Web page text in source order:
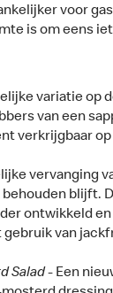
voor
is om eens
variatie op
van een
verkrijgbaar
vervanging
blijft.
ontwikkeld
van
Salad- Een